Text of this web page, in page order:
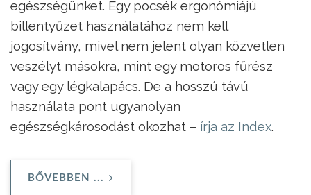
egészségünket. Egy pocsék ergonómiájú
billentyűzet használatához nem kell
jogosítvány, mivel nem jelent olyan közvetlen
veszélyt másokra, mint egy motoros fűrész
vagy egy légkalapács. De a hosszú távú
használata pont ugyanolyan
egészségkárosodást okozhat – írja az Index.
BŐVEBBEN ...